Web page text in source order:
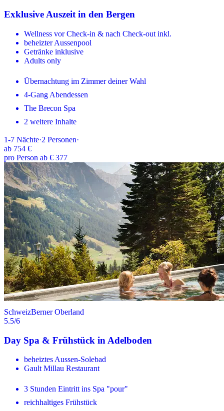
Exklusive Auszeit in den Bergen
Wellness vor Check-in & nach Check-out inkl.
beheizter Aussenpool
Getränke inklusive
Adults only
Übernachtung im Zimmer deiner Wahl
4-Gang Abendessen
The Brecon Spa
2 weitere Inhalte
1-7 Nächte·2 Personen·
ab 754 €
pro Person ab € 377
SchweizBerner Oberland
5.5/6
Day Spa & Frühstück in Adelboden
beheiztes Aussen-Solebad
Gault Millau Restaurant
3 Stunden Eintritt ins Spa "pour"
reichhaltiges Frühstück